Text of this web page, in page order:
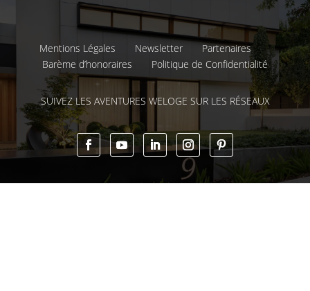
Mentions Légales Newsletter
Partenaires
Barème d’honoraires
Politique de Confidentialité
SUIVEZ LES AVENTURES WELOGE SUR LES RÉSEAUX